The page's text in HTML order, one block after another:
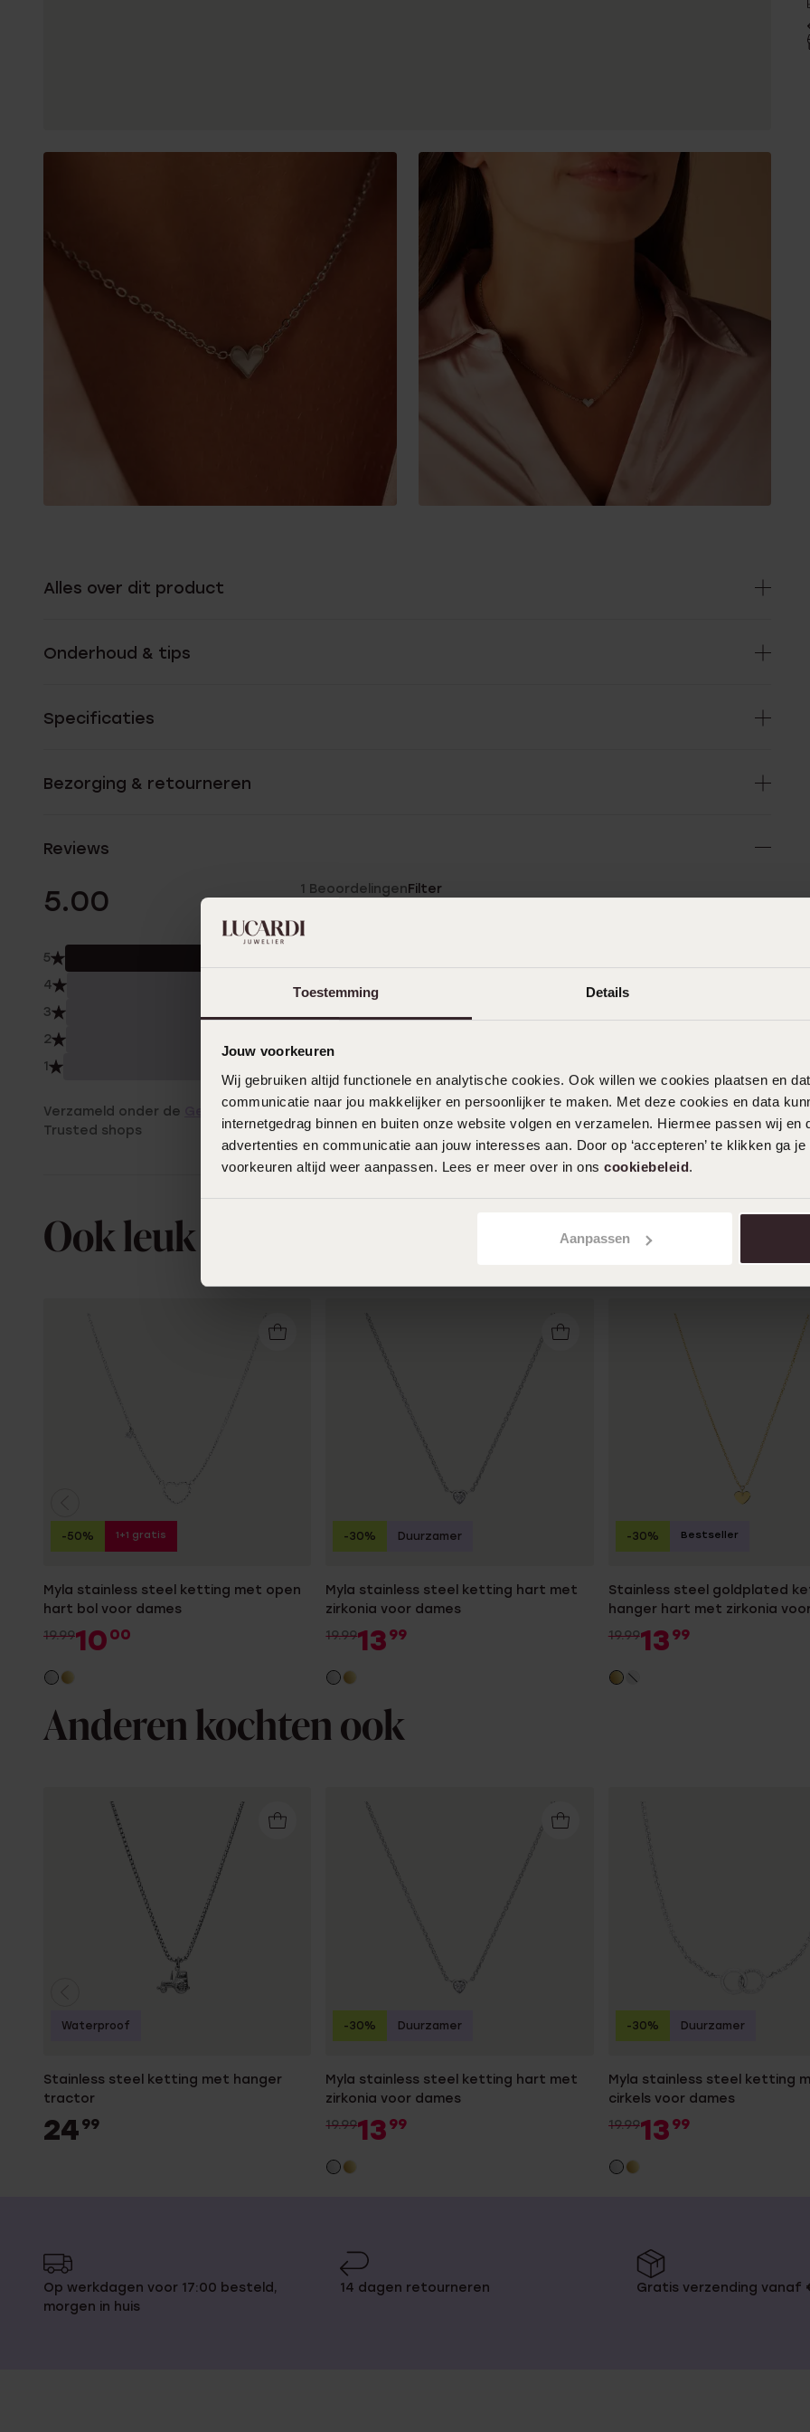
Toestemming Details
Jouw voorkeuren
Wij gebruiken altijd functionele en analytische cookies. Ook willen we cookies plaatsen en
communicatie naar jou makkelijker en persoonlijker te maken. Met deze cookies en data
internetgedrag binnen en buiten onze website volgen en verzamelen. Hiermee passen wij en
advertenties en communicatie aan jouw interesses aan. Door op ‘accepteren’ te klikken ga
voorkeuren altijd weer aanpassen. Lees er meer over in ons cookiebeleid.
Aanpassen
Alles over dit product
Onderhoud & tips
Specificaties
Bezorging & retourneren
Reviews
5.00 1 Beoordelingen
5
4
3
2
1
Verzameld onder de Gebruiksvoorwaardenvan
Trusted shops
Filter
16-06-2026 - Eliz K.
Ook leuk voor jou
Myla stainless steel ketting met open
hart bol voor dames
19.9910 00
-50% 1+1 gratis
Myla stainless steel ketting hart met
zirkonia voor dames
19.9913 99
-30% Duurzamer
Stainless steel goldplated
hanger hart met zirkonia
19.9913 99
-30% Bestseller
Anderen kochten ook
Stainless steel ketting met hanger
tractor
24 99
Waterproof
Myla stainless steel ketting hart met
zirkonia voor dames
19.9913 99
-30% Duurzamer
Myla stainless steel ketting
cirkels voor dames
19.9913 99
-30% Duurzamer
Op werkdagen voor 17:00 besteld,
morgen in huis
14 dagen retourneren Gratis verzending vanaf